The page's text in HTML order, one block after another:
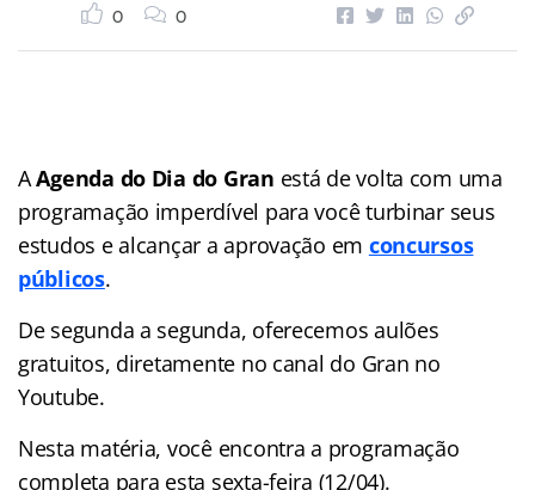
0 0
AAgenda do Dia do Gran está de volta com uma
programação imperdível para você turbinar seus
estudos e alcançar a aprovação em concursos
públicos.
De segunda a segunda, oferecemos aulões
gratuitos, diretamente no canal do Gran no
Youtube.
Nesta matéria, você encontra a programação
completa para esta sexta-feira (12/04).